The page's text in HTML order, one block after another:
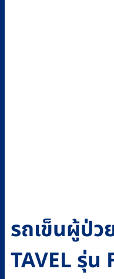
รถเข็นผู้ป่
TAVEL รุ่น